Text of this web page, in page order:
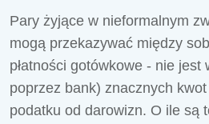
Pary żyjące w nieformalnym
mogą przekazywać między
płatności gotówkowe - nie
poprzez bank) znacznych
podatku od darowizn. O ile są